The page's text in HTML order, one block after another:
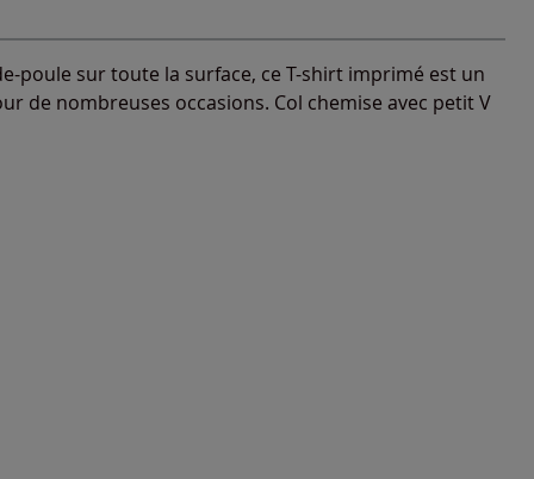
poule sur toute la surface, ce T-shirt imprimé est un
de nombreuses occasions. Col chemise avec petit V